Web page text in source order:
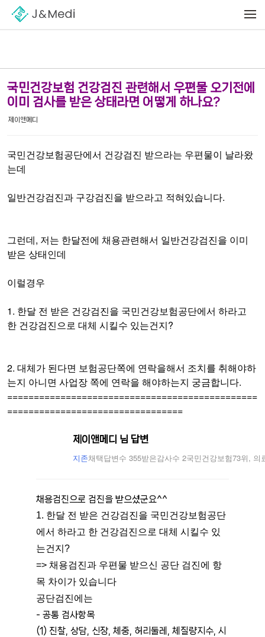
국민건강보험 건강검진 관련해서 우편물 오기전에
이미 검사를 받은 상태라면 어떻게 하나요?
제이앤메디
국민건강보험공단에서 건강검진 받으라는 우편물이 날라왔
는데
일반건강검진과 구강검진을 받으라고 적혀있습니다.
그런데, 저는 한달전에 채용관련해서 일반건강검진을 이미
받은 상태인데
이럴경우
1. 한달 전 받은 건강검진을 국민건강보험공단에서 하라고
한 건강검진으로 대체 시킬수 있는건지?
2. 대체가 된다면 보험공단쪽에 연락을해서 조치를 취해야하
는지 아니면 사업장 쪽에 연락을 해야하는지 궁금합니다.
===============================================
=================================
제이앤메디 님 답변
지존채택답변수 355받은감사수 2국민건강보험73위,
채용검진으로 검진을 받으셨군요^^
1. 한달 전 받은 건강검진을 국민건강보험공단
에서 하라고 한 건강검진으로 대체 시킬수 있
는건지?
=> 채용검진과 우편물 받으신 공단 검진에 항
목 차이가 있습니다
공단검진에는
- 공통 검사항목
(1) 진찰, 상담, 신장, 체중, 허리둘레, 체질량지수, 시